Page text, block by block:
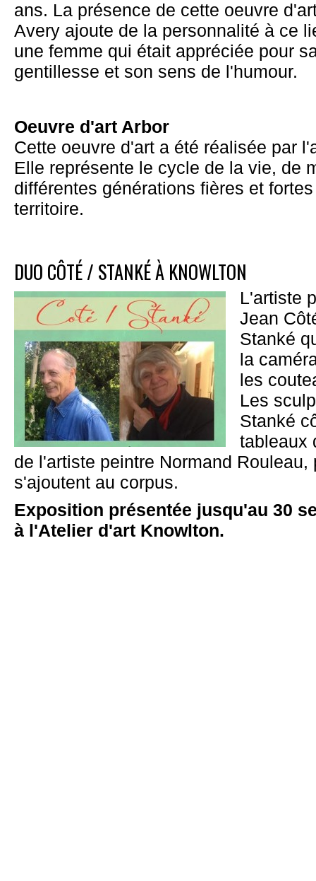
ans. La présence de cette oeuvre
Avery ajoute de la personnalité à ce
une femme qui était appréciée pour
gentillesse et son sens de l'humour.
Oeuvre d'art Arbor
Cette oeuvre d'art a été réalisée par
Elle représente le cycle de la vie, de
différentes générations fières et
territoire.
DUO CÔTÉ / STANKÉ À KNOWLTON
L'artiste
Jean
Stanké
la
les
Les
Stanké
tableaux
de l'artiste peintre Normand
s'ajoutent au corpus.
Exposition présentée jusqu'au 30
à l'Atelier d'art Knowlton.